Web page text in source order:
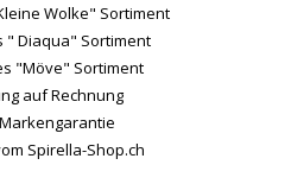
Wolke" Sortiment
" Diaqua" Sortiment
"Möve" Sortiment
auf Rechnung
Spirella-Shop.ch